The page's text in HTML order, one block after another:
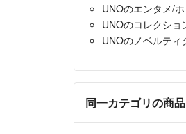
UNOのエンタメ/
UNOのコレクショ
UNOのノベルティ
同一カテゴリの商品